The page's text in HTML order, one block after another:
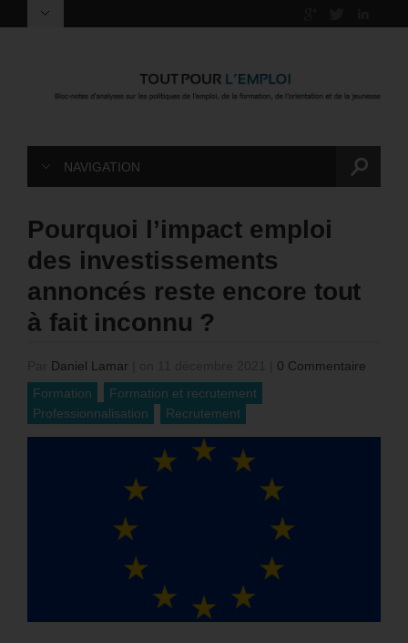
NAVIGATION
Pourquoi l’impact emploi
des investissements
annoncés reste encore tout
à fait inconnu ?
Daniel Lamar
0 Commentaire
Formation
Formation et recrutement
Professionnalisation
Recrutement